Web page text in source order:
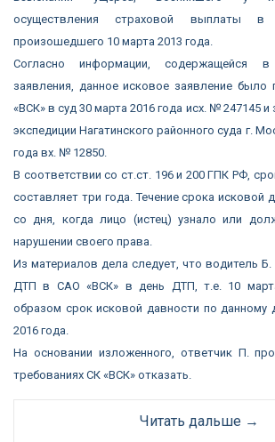
осуществления страховой выплаты в
произошедшего 10 марта 2013 года.
Согласно информации, содержащейся в
заявления, данное исковое заявление
«ВСК» в суд 30 марта 2016 года исх. № 247145 и
экспедиции Нагатинского районного суда г.
года вх. № 12850.
В соответствии со ст.ст. 196 и 200 ГПК РФ,
составляет три года. Течение срока исковой
со дня, когда лицо (истец) узнало или
нарушении своего права.
Из материалов дела следует, что водитель
ДТП в САО «ВСК» в день ДТП, т.е. 10
образом срок исковой давности по данному
2016 года.
На основании изложенного, ответчик П.
требованиях СК «ВСК» отказать.
Читать дальше →